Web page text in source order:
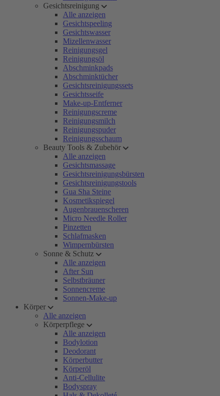
Gesichtsreinigung
Alle anzeigen
Gesichtspeeling
Gesichtswasser
Mizellenwasser
Reinigungsgel
Reinigungsöl
Abschminkpads
Abschminktücher
Gesichtsreinigungssets
Gesichtsseife
Make-up-Entferner
Reinigungscreme
Reinigungsmilch
Reinigungspuder
Reinigungsschaum
Beauty Tools & Zubehör
Alle anzeigen
Gesichtsmassage
Gesichtsreinigungsbürsten
Gesichtsreinigungstools
Gua Sha Steine
Kosmetikspiegel
Augenbrauenscheren
Micro Needle Roller
Pinzetten
Schlafmasken
Wimpernbürsten
Sonne & Schutz
Alle anzeigen
After Sun
Selbstbräuner
Sonnencreme
Sonnen-Make-up
Körper
Alle anzeigen
Körperpflege
Alle anzeigen
Bodylotion
Deodorant
Körperbutter
Körperöl
Anti-Cellulite
Bodyspray